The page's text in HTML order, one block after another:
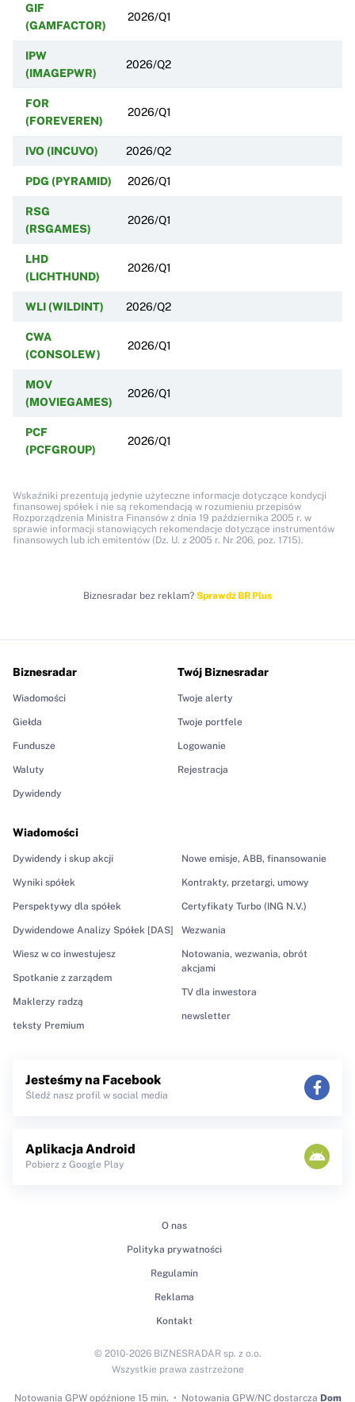
GIF
(GAMFACTOR)
2026/Q1
IPW
(IMAGEPWR)
2026/Q2
FOR
(FOREVEREN)
2026/Q1
IVO (INCUVO) 2026/Q2
PDG (PYRAMID) 2026/Q1
RSG
(RSGAMES)
2026/Q1
LHD
(LICHTHUND)
2026/Q1
WLI (WILDINT) 2026/Q2
CWA
(CONSOLEW)
2026/Q1
MOV
(MOVIEGAMES)
2026/Q1
PCF
(PCFGROUP)
2026/Q1
Wskaźniki prezentują jedynie użyteczne informacje dotyczące kondycji
finansowej spółek i nie są rekomendacją w rozumieniu przepisów
Rozporządzenia Ministra Finansów z dnia 19 października 2005 r. w
sprawie informacji stanowiących rekomendacje dotyczące instrumentów
finansowych lub ich emitentów (Dz. U. z 2005 r. Nr 206, poz. 1715).
Biznesradar bez reklam? Sprawdź BR Plus
Biznesradar
Wiadomości
Giełda
Fundusze
Waluty
Dywidendy
Wiadomości
Dywidendy i skup akcji
Wyniki spółek
Perspektywy dla spółek
Dywidendowe Analizy Spółek [DAS]
Wiesz w co inwestujesz
Spotkanie z zarządem
Maklerzy radzą
teksty Premium
Nowe emisje, ABB, finansowanie
Kontrakty, przetargi, umowy
Certyfikaty Turbo (ING N.V.)
Wezwania
Notowania, wezwania, obrót
akcjami
TV dla inwestora
newsletter
Twój Biznesradar
Twoje alerty
Twoje portfele
Logowanie
Rejestracja
Jesteśmy na Facebook
Śledź nasz profil w social media
Aplikacja Android
Pobierz z Google Play
O nas
Polityka prywatności
Regulamin
Reklama
Kontakt
Notowania GPWopóźnione 15 min. Notowania GPW/NC dostarcza Dom
© 2010-2026 BIZNESRADAR sp. z o.o.
Wszystkie prawa zastrzeżone